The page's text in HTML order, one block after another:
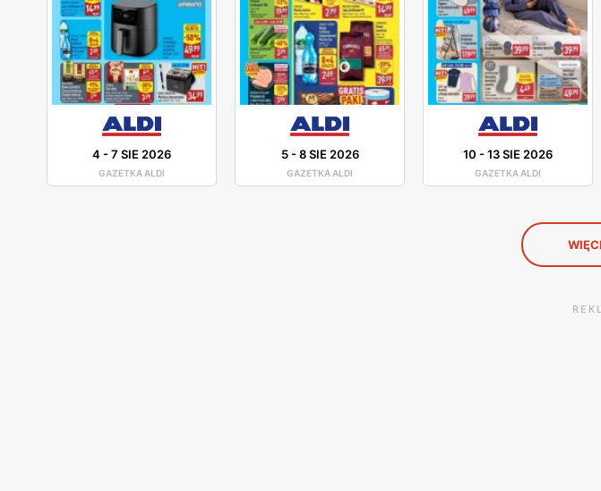
4 -7 SIE 2026
GAZETKA ALDI
5-8 SIE 2026
GAZETKA ALDI
10 -13 SIE 2026
GAZETKA ALDI